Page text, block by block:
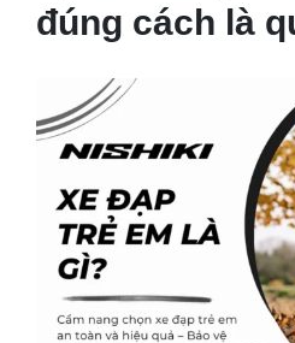
đúng cách là